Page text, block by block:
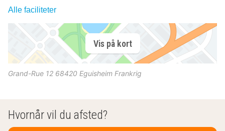
Alle faciliteter
Vis på kort
Grand-Rue 12 68420 Eguisheim Frankrig
Hvornår vil du afsted?